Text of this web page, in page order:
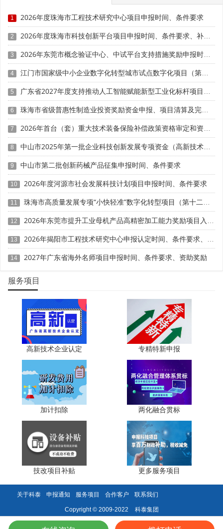
3. 设计创新成果量化要求：成果包含组织、主持或参加
制定设计标准，或获得国内外授权与设计创新相关的专利、
版权、知名设计奖等。珠三角地区企业内设设计中心近两年
累计成果15项以上，或企业成立以来累计50项以上;粤东粤
西粤北地区企业内设设计中心近两年累计成果10项以上，或
企业成立以来累计30项以上。
4. 地市推荐名额配套差异：广州、深圳市推荐数量不超
过25家，珠三角其他地区各地级以上市推荐数量不超过15
家，粤东粤西粤北地区各地级以上市推荐数量不超过5家，
设计中心认定工作的地市可增加推荐5家。
(二)三大申报主体差异化申报门槛
新政将申报主体分为三类，除上述区域量化指标外，各
自增设专属准入条件，不可交叉套用标准。
1. 企业内设工业设计中心：广东省内独立法人注册，主
营业务匹配广东战略性产业集群;已设立独立的工业设计中心
两年以上，拥有固定工作场所、较好的工业设计研究试验条
件和基础设施;近两年内未发生重大环保、质量和安全事故，
未被列为严重失信主体;具备独立承担相关领域工业设计任
已取得显著经济效益，或获得省级及以上部门的表彰。
2. 独立工业设计服务企业：成立两年以上，以工业设计
服务为主营业务，不能以产品生产销售为主营;近两年工业设
计服务年营业收入珠三角地区企业不低于500万元，粤东粤
西粤北地区企业不低于300万元，占企业总营业收入的比例
不低于30%;具备独立承担相关行业领域工业设计任务、提供
工业设计服务以及系统设计咨询服务的能力。
3. 工业设计基地：依法登记注册且在广东省生产经营的
企事业单位、其他组织，或各地级以上市政府设立的管理机
构;已建成并投入运营1年以上，面积不少于5000平方米;珠三
角地区入驻工业设计企业或企业设计中心20家以上，工业设
计从业人员100人以上;粤东粤西粤北地区入驻工业设计企业
或企业设计中心10家以上，工业设计从业人员50人以上;珠
三角地区设计服务收入2000万元以上，粤东粤西粤北地区
1000万元以上;珠三角地区近两年内组织、主持或参加制定
设计标准，或获得国内外授权与设计创新相关的专利、版
权、知名设计奖等共计50项以上，粤东粤西粤北地区共计25
1 2026年度珠海市工程技术研究中心项目申报时间、条件要求
2 2026年度珠海市科技创新平台项目申报时间、条件要求、补助奖励
3 2026年东莞市概念验证中心、中试平台支持措施奖励申报时间、条件要求、奖补标准
4 江门市国家级中小企业数字化转型城市试点数字化项目（第一批）入库申报时间、条件要求、补助奖励
5 广东省2027年度支持推动人工智能赋能新型工业化标杆项目入库申报时间、条件要求、补助奖励
6 珠海市省级普惠性制造业投资奖励资金申报、项目清算及完工验收时间、条件要求、奖补标准
7 2026年首台（套）重大技术装备保险补偿政策资格审定和资金申请时间、条件要求、补助标准
8 中山市2025年第一批企业科技创新发展专项资金（高新技术企业认定补助）申报时间、条件要求、奖补标准
9 中山市第二批创新药械产品征集申报时间、条件要求
10 2026年度河源市社会发展科技计划项目申报时间、条件要求
11 珠海市高质量发展专项“小快轻准”数字化转型项目（第十二批）入库储备申报时间、条件要求、补助奖励
12 2026年东莞市提升工业母机产品高精密加工能力奖励项目入库申报时间、条件要求、资助标准
13 2026年揭阳市工程技术研究中心申报认定时间、条件要求、扶持奖励
14 2027年广东省海外名师项目申报时间、条件要求、资助奖励
服务项目
高新技术企业认定 专精特新申报
加计扣除 两化融合贯标
技改项目补贴 更多服务项目
关于科泰 申报通知 服务项目 合作客户 联系我们
Copyright © 2009-2022 科泰集团